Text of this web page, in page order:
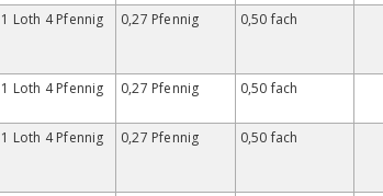
1 Loth 4 Pfennig 0,27 Pfennig 0,50 fach
1 Loth 4 Pfennig 0,27 Pfennig 0,50 fach
1 Loth 4 Pfennig 0,27 Pfennig 0,50 fach